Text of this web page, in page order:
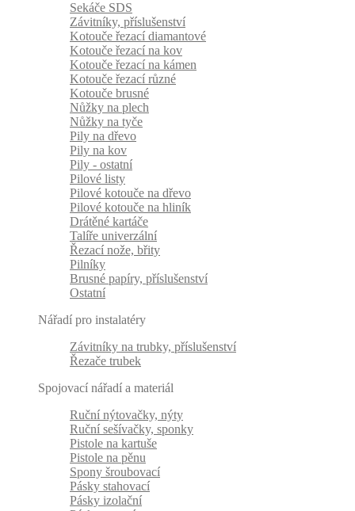
Sekáče SDS
Závitníky, příslušenství
Kotouče řezací diamantové
Kotouče řezací na kov
Kotouče řezací na kámen
Kotouče řezací různé
Kotouče brusné
Nůžky na plech
Nůžky na tyče
Pily na dřevo
Pily na kov
Pily - ostatní
Pilové listy
Pilové kotouče na dřevo
Pilové kotouče na hliník
Drátěné kartáče
Talíře univerzální
Řezací nože, břity
Pilníky
Brusné papíry, příslušenství
Ostatní
Nářadí pro instalatéry
Závitníky na trubky, příslušenství
Řezače trubek
Spojovací nářadí a materiál
Ruční nýtovačky, nýty
Ruční sešívačky, sponky
Pistole na kartuše
Pistole na pěnu
Spony šroubovací
Pásky stahovací
Pásky izolační